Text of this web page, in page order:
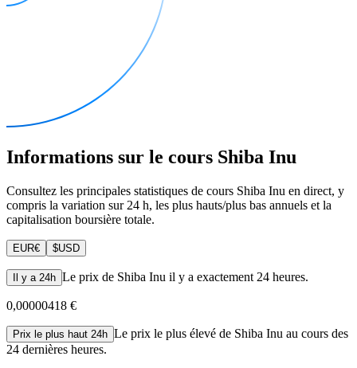
Informations sur le cours Shiba Inu
Consultez les principales statistiques de cours Shiba Inu en direct, y
compris la variation sur 24 h, les plus hauts/plus bas annuels et la
capitalisation boursière totale.
EUR€ $USD
Il y a 24h Le prix de Shiba Inu il y a exactement 24 heures.
0,00000418 €
Prix le plus haut 24h Le prix le plus élevé de Shiba Inu au cours des
24 dernières heures.